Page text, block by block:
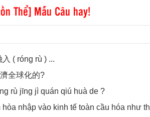
Thể] Mẫu Câu hay!
( róng rù ) ...
全球化的?
rù jīng jì quán qiú huà de ?
nhập vào kinh tế toàn cầu hóa như